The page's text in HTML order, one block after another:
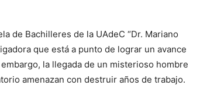
de Bachilleres de la UAdeC “Dr. Mariano
que está a punto de lograr un avance
la llegada de un misterioso hombre
amenazan con destruir años de trabajo.